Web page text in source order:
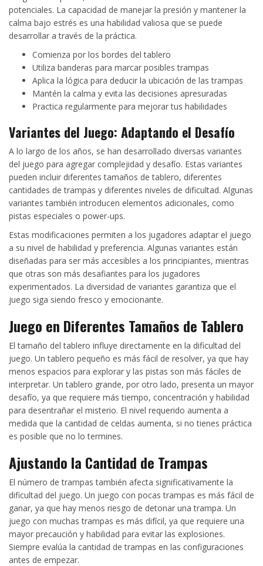
potenciales. La capacidad de manejar la presión y mantener la
calma bajo estrés es una habilidad valiosa que se puede
desarrollar a través de la práctica.
Comienza por los bordes del tablero
Utiliza banderas para marcar posibles trampas
Aplica la lógica para deducir la ubicación de las trampas
Mantén la calma y evita las decisiones apresuradas
Practica regularmente para mejorar tus habilidades
Variantes del Juego: Adaptando el Desafío
A lo largo de los años, se han desarrollado diversas variantes
del juego para agregar complejidad y desafío. Estas variantes
pueden incluir diferentes tamaños de tablero, diferentes
cantidades de trampas y diferentes niveles de dificultad. Algunas
variantes también introducen elementos adicionales, como
pistas especiales o power-ups.
Estas modificaciones permiten a los jugadores adaptar el juego
a su nivel de habilidad y preferencia. Algunas variantes están
diseñadas para ser más accesibles a los principiantes, mientras
que otras son más desafiantes para los jugadores
experimentados. La diversidad de variantes garantiza que el
juego siga siendo fresco y emocionante.
Juego en Diferentes Tamaños de Tablero
El tamaño del tablero influye directamente en la dificultad del
juego. Un tablero pequeño es más fácil de resolver, ya que hay
menos espacios para explorar y las pistas son más fáciles de
interpretar. Un tablero grande, por otro lado, presenta un mayor
desafío, ya que requiere más tiempo, concentración y habilidad
para desentrañar el misterio. El nivel requerido aumenta a
medida que la cantidad de celdas aumenta, si no tienes práctica
es posible que no lo termines.
Ajustando la Cantidad de Trampas
El número de trampas también afecta significativamente la
dificultad del juego. Un juego con pocas trampas es más fácil de
ganar, ya que hay menos riesgo de detonar una trampa. Un
juego con muchas trampas es más difícil, ya que requiere una
mayor precaución y habilidad para evitar las explosiones.
Siempre evalúa la cantidad de trampas en las configuraciones
antes de empezar.